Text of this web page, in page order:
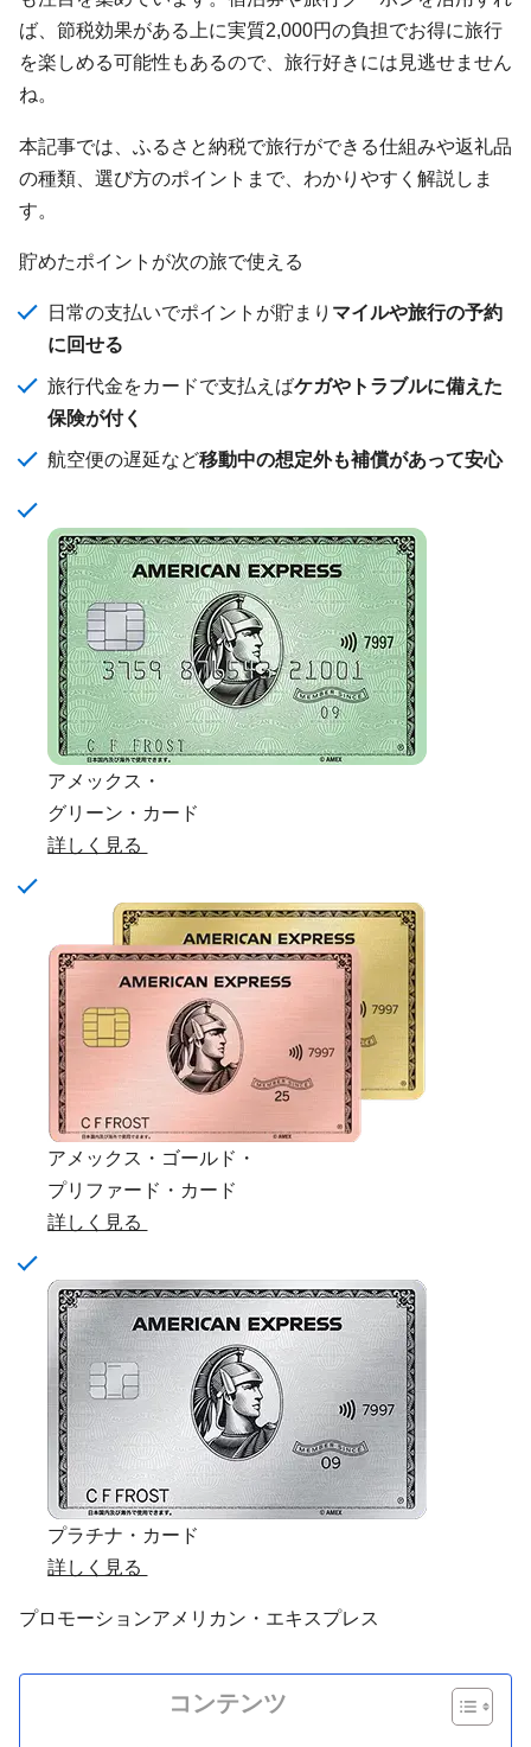
ば、節税効果がある上に実質2,000円の負担でお得に旅行
を楽しめる可能性もあるので、旅行好きには見逃せません
ね。
本記事では、ふるさと納税で旅行ができる仕組みや返礼品
の種類、選び方のポイントまで、わかりやすく解説しま
す。
貯めたポイントが次の旅で使える
日常の支払いでポイントが貯まり マイルや旅行の予約
に回せる
旅行代金をカードで支払えばケガやトラブルに備えた
保険が付く
航空便の遅延など移動中の想定外も補償があって安心
アメックス・
グリーン・カード
詳しく見る
アメックス・ゴールド・
プリファード・カード
詳しく見る
プラチナ・カード
詳しく見る
プロモーションアメリカン・エキスプレス
コンテンツ